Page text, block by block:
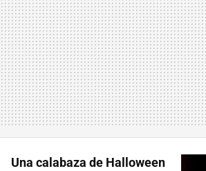
Una calabaza de Halloween